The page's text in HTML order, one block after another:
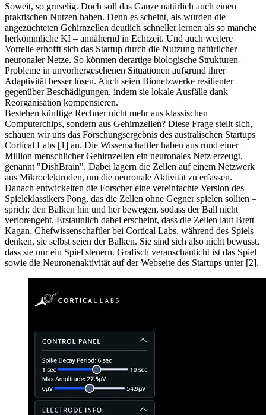
Soweit, so gruselig. Doch soll das Ganze natürlich auch einen
praktischen Nutzen haben. Denn es scheint, als würden die
angezüchteten Gehirnzellen deutlich schneller lernen als so manche
herkömmliche KI – annähernd in Echtzeit. Und auch weitere
Vorteile erhofft sich das Startup durch die Nutzung natürlicher
neuronaler Netze. So könnten derartige biologische Strukturen
Probleme in unvorhergesehenen Situationen aufgrund ihrer
Adaptivität besser lösen. Auch seien Bionetzwerke resilienter
gegenüber Beschädigungen, indem sie lokale Ausfälle dank
Reorganisation kompensieren.
Bestehen künftige Rechner nicht mehr aus klassischen
Computerchips, sondern aus Gehirnzellen? Diese Frage stellt sich,
schauen wir uns das Forschungsergebnis des australischen Startups
Cortical Labs [1] an. Die Wissenschaftler haben aus rund einer
Million menschlicher Gehirnzellen ein neuronales Netz erzeugt,
genannt "DishBrain". Dabei lagern die Zellen auf einem Netzwerk
aus Mikroelektroden, um die neuronale Aktivität zu erfassen.
Danach entwickelten die Forscher eine vereinfachte Version des
Spieleklassikers Pong, das die Zellen ohne Gegner spielen sollten –
sprich: den Balken hin und her bewegen, sodass der Ball nicht
verlorengeht. Erstaunlich dabei erscheint, dass die Zellen laut Brett
Kagan, Chefwissenschaftler bei Cortical Labs, während des Spiels
denken, sie selbst seien der Balken. Sie sind sich also nicht bewusst,
dass sie nur ein Spiel steuern. Grafisch veranschaulicht ist das Spiel
sowie die Neuronenaktivität auf der Webseite des Startups unter [2].